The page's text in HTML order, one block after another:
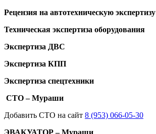
Рецензия на автотехническую экспертизу
Техническая экспертиза оборудования
Экспертиза ДВС
Экспертиза КПП
Экспертиза спецтехники
СТО – Мураши
Добавить СТО на сайт 8 (953) 066-05-30
ЭВАКУАТОР – Мураши